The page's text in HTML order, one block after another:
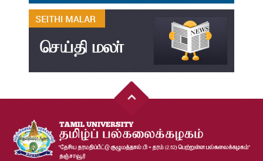
31
தமிழ்க்கலை – தமிழியல் காலாண்டு ஆய்விதழ் – 2023
31
தமிழ்க்கலை – தமிழியல் காலாண்டு ஆய்விதழ் – 2022
Jul
20
இளங்கலை முதுகலை தேர்வு முடிவுகள் 2026